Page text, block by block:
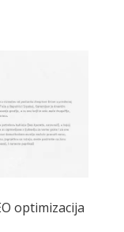
optimizacija